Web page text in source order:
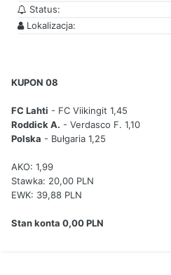
Status:
Lokalizacja:
KUPON 08
FC Lahti - FC Viikingit 1,45
Roddick A. - Verdasco F. 1,10
Polska - Bułgaria 1,25
AKO: 1,99
Stawka: 20,00 PLN
EWK: 39,88 PLN
Stan konta 0,00 PLN